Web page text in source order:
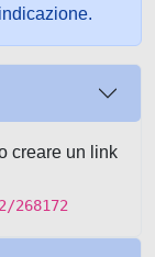
creare un link